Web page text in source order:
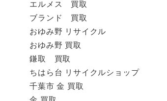
エルメス 買取
ブランド 買取
おゆみ野 リサイクル
おゆみ野 買取
鎌取 買取
ちはら台 リサイクルショップ
千葉市 金 買取